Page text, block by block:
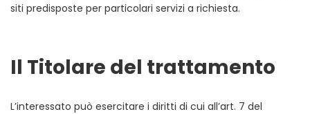
siti predisposte per particolari servizi a richiesta.
Il Titolare del trattamento
L’interessato può esercitare i diritti di cui all’art. 7 del